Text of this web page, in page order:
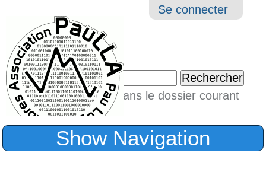
Outils
Se connecter
Chercher par
Seulement dans le dossier courant
Recherche
Show Navigation